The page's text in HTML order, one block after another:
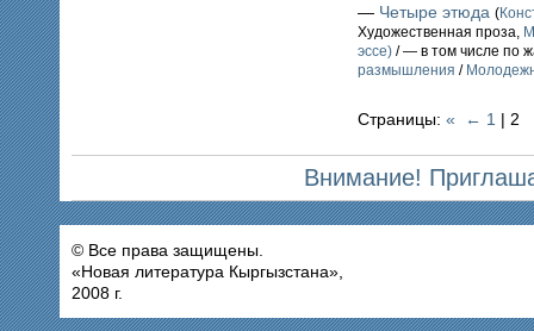
— Четыре этюда (
Художественная проза,
эссе) / — в том числе по
размышления /
Страницы: « ← 1 | 2
Внимание!
© Все права защищены.
«Новая литература Кыргызстана»,
2008 г.